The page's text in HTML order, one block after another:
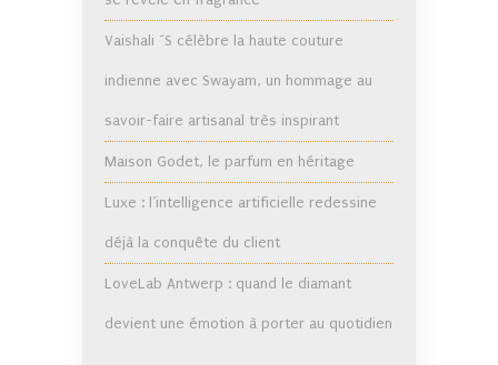
Vaishali ´S célèbre la haute couture
indienne avec Swayam, un hommage au
savoir-faire artisanal très inspirant
Maison Godet, le parfum en héritage
Luxe : l’intelligence artificielle redessine
déjà la conquête du client
LoveLab Antwerp : quand le diamant
devient une émotion à porter au quotidien